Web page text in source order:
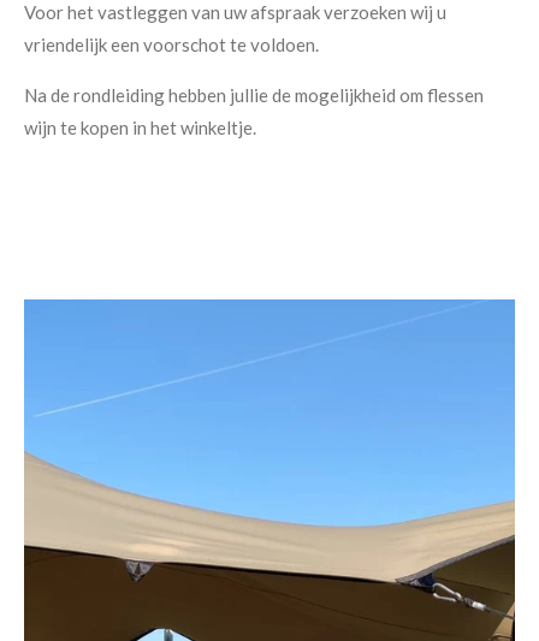
Voor het vastleggen van uw afspraak verzoeken wij u
vriendelijk een voorschot te voldoen.
Na de rondleiding hebben jullie de mogelijkheid om flessen
wijn te kopen in het winkeltje.